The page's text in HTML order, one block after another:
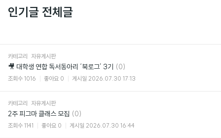
인기글 전체글
카테고리 자유게시판
🎥 대학생 연합 독서동아리 ‘북로그’ 3기 댓
글
(0)
조회수 1016 좋아요 0 게시일 2026.07.30 17:13
카테고리 자유게시판
2주 피그마 클래스 모집 댓
글
(0)
조회수 1141 좋아요 0 게시일 2026.07.30 16:44